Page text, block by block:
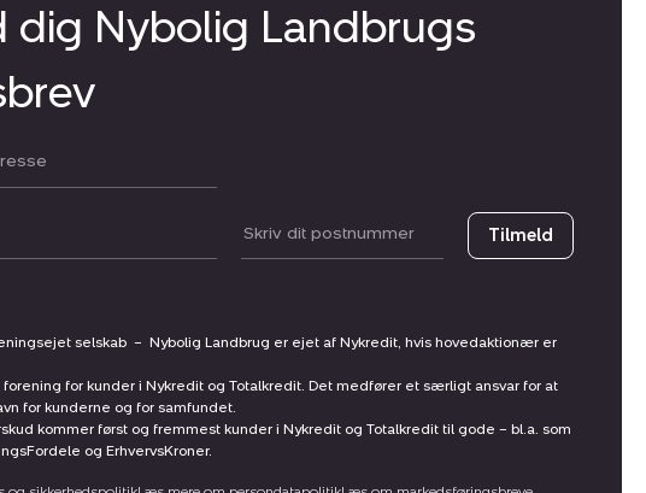
dig Nybolig Landbrugs
Postnummer Tilmeld
selskab – Nybolig Landbrug er ejet af Nykredit, hvis hovedaktionær er
for kunder i Nykredit og Totalkredit. Det medfører et særligt ansvar for at
for kunderne og for samfundet.
kommer først og fremmest kunder i Nykredit og Totalkredit til gode – bl.a. som
og ErhvervsKroner.